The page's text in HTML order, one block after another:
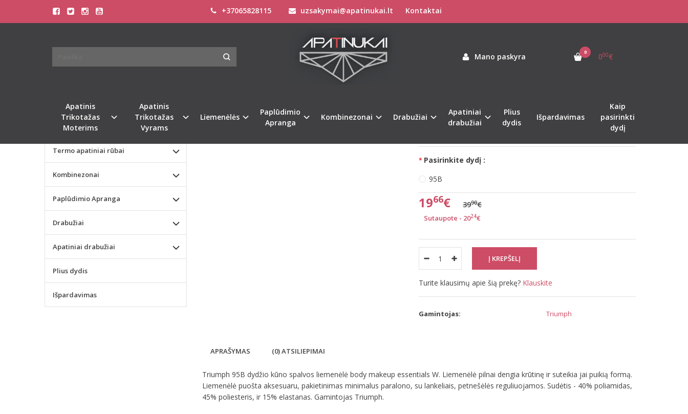
+37065828115 uzsakymai@apatinukai.lt Kontaktai
Mano paskyra 0 000€
Apatinis
Trikotažas
Moterims
Apatinis
Trikotažas
Vyrams
Liemenėlės
Paplūdimio
Apranga
Kombinezonai Drabužiai
Apatiniai
drabužiai
Plius
dydis
Išpardavimas
Kaip
pasirinkti
dydį
TRIUMPH 95B DYDŽIO KŪNO SPALVOS LIEMENĖLĖ BODY MAKEUP
ESSENTIALS W
Pasirinkite dydį :
95B
1966€ 3990€
Sutaupote - 2024€
Turite klausimų apie šią prekę? Klauskite
Gamintojas: Triumph
APRAŠYMAS (0) ATSILIEPIMAI
Triumph 95B dydžio kūno spalvos liemenėlė body makeup essentials W. Liemenėlė pilnai dengia krūtinę ir suteikia jai puikią formą.
Liemenėlė puošta aksesuaru, pakietinimas minimalus paralono, su lankeliais, petnešėlės reguliuojamos. Sudėtis - 40% poliamidas,
45% poliesteris, ir 15% elastanas. Gamintojas Triumph.
Valentino dienos dovana
Liemenėlės
Termo apatiniai rūbai
Kombinezonai
Paplūdimio Apranga
Drabužiai
Apatiniai drabužiai
Plius dydis
Išpardavimas